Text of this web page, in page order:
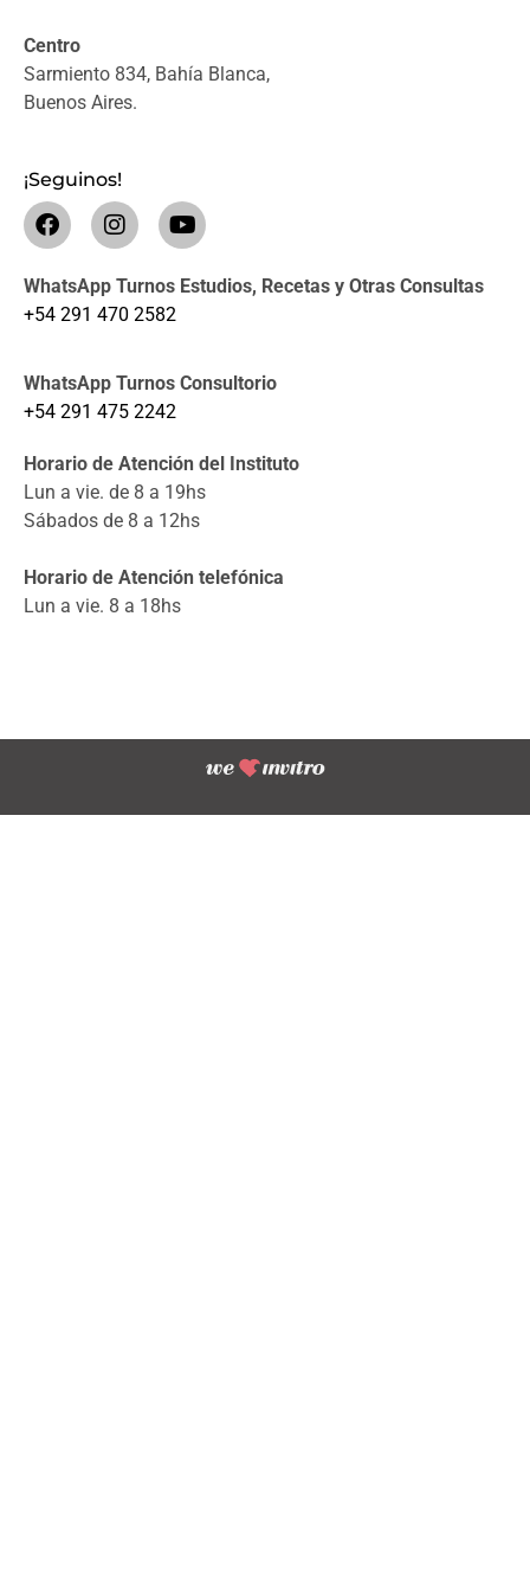
Centro
Sarmiento 834, Bahía Blanca,
Buenos Aires.
¡Seguinos!
WhatsApp Turnos Estudios, Recetas y Otras Consultas
+54 291 470 2582
WhatsApp Turnos Consultorio
+54 291 475 2242
Horario de Atención del Instituto
Lun a vie. de 8 a 19hs
Sábados de 8 a 12hs
Horario de Atención telefónica
Lun a vie. 8 a 18hs